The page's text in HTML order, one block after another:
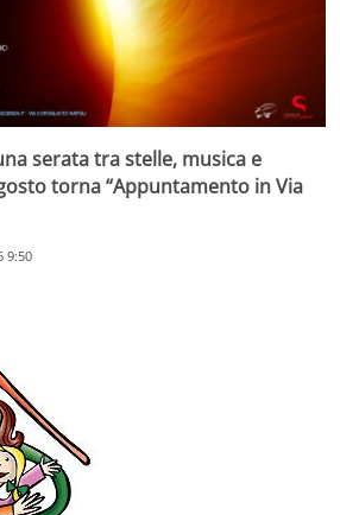
serata tra stelle, musica e
torna “Appuntamento in Via
9:50